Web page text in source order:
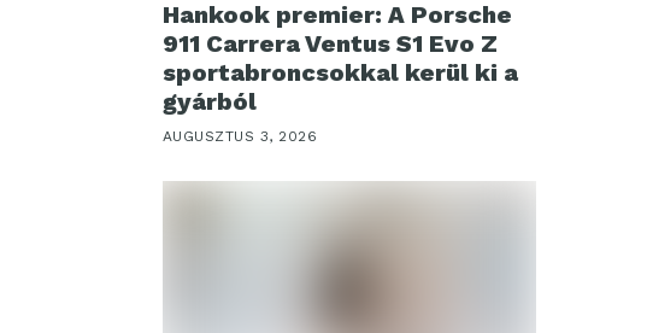
Hankook premier: A Porsche
911 Carrera Ventus S1 Evo Z
sportabroncsokkal kerül ki a
gyárból
AUGUSZTUS 3, 2026